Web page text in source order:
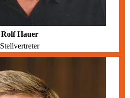
Rolf Hauer
Stellvertreter